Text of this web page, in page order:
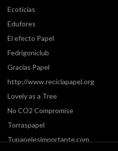
Ecoticias
Edufores
El efecto Papel
Fedrigoniclub
Gracias Papel
http://www.reciclapapel.org
Lovely as a Tree
No CO2 Compromise
Torraspapel
Tupapelesimportante.com